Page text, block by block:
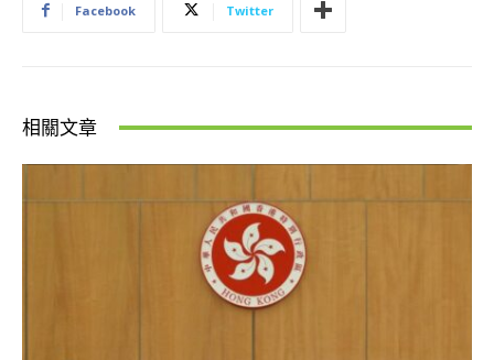
Facebook Twitter
相關文章